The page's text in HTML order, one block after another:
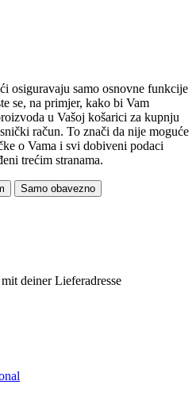
osiguravaju samo osnovne funkcije
se, na primjer, kako bi Vam
u Vašoj košarici za kupnju
račun. To znači da nije moguće
o Vama i svi dobiveni podaci
trećim stranama.
Samo obavezno
mit deiner Lieferadresse